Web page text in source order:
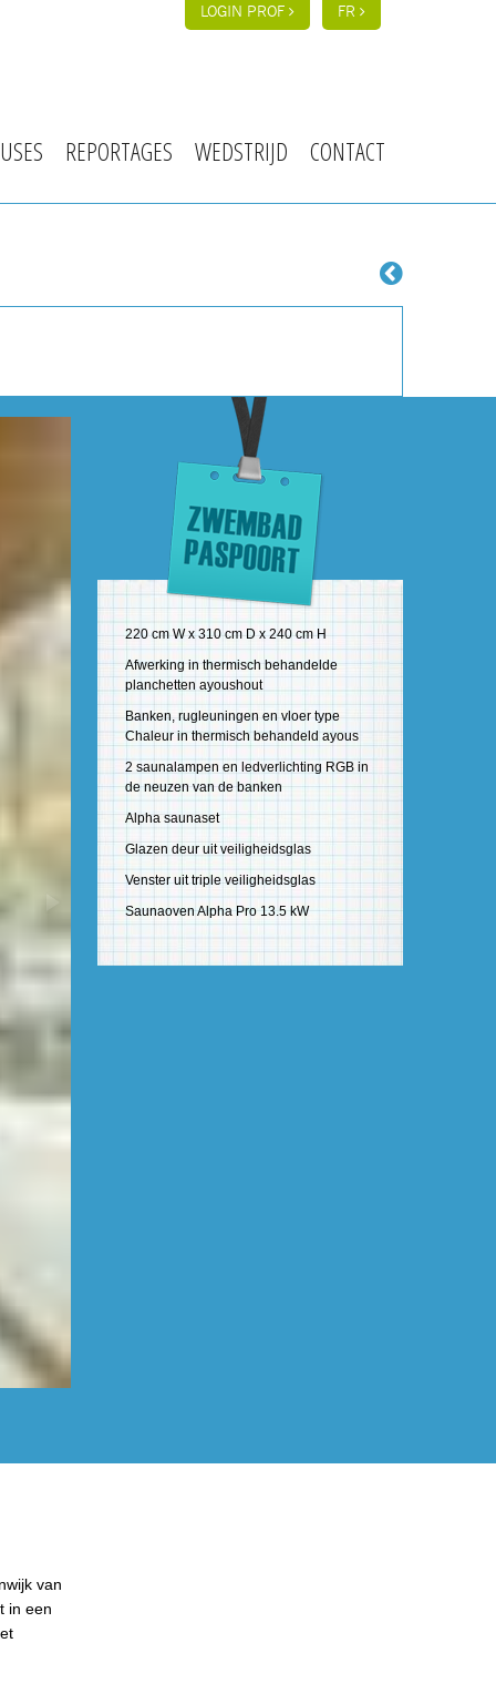
LOGIN PROF FR
REPORTAGES WEDSTRIJD CONTACT
220 cm W x 310 cm D x 240 cm H
Afwerking in thermisch behandelde
planchetten ayoushout
Banken, rugleuningen en vloer type
Chaleur in thermisch behandeld ayous
2 saunalampen en ledverlichting RGB in
de neuzen van de banken
Alpha saunaset
Glazen deur uit veiligheidsglas
Venster uit triple veiligheidsglas
Saunaoven Alpha Pro 13.5 kW
van
in een